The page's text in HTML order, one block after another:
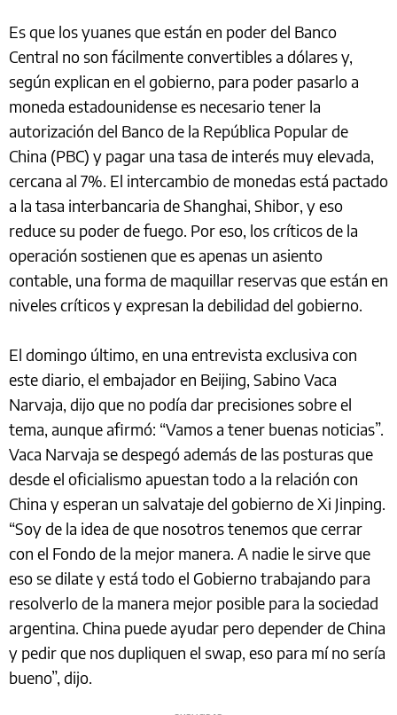
Es que los yuanes que están en poder del Banco
Central no son fácilmente convertibles a dólares y,
según explican en el gobierno, para poder pasarlo a
moneda estadounidense es necesario tener la
autorización del Banco de la República Popular de
China (PBC) y pagar una tasa de interés muy elevada,
cercana al 7%. El intercambio de monedas está pactado
a la tasa interbancaria de Shanghai, Shibor, y eso
reduce su poder de fuego. Por eso, los críticos de la
operación sostienen que es apenas un asiento
contable, una forma de maquillar reservas que están en
niveles críticos y expresan la debilidad del gobierno.
El domingo último, en una entrevista exclusiva con
este diario, el embajador en Beijing, Sabino Vaca
Narvaja, dijo que no podía dar precisiones sobre el
tema, aunque afirmó: “Vamos a tener buenas noticias”.
Vaca Narvaja se despegó además de las posturas que
desde el oficialismo apuestan todo a la relación con
China y esperan un salvataje del gobierno de Xi Jinping.
“Soy de la idea de que nosotros tenemos que cerrar
con el Fondo de la mejor manera. A nadie le sirve que
eso se dilate y está todo el Gobierno trabajando para
resolverlo de la manera mejor posible para la sociedad
argentina. China puede ayudar pero depender de China
y pedir que nos dupliquen el swap, eso para mí no sería
bueno”, dijo.